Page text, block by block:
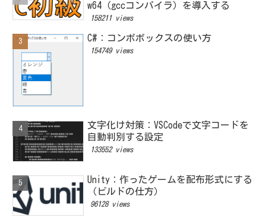
w64（gccコンパイラ）を導入する
158211 views
C#：コンボボックスの使い方
154749 views
文字化け対策：VSCodeで文字コードを
自動判別する設定
133552 views
Unity：作ったゲームを配布形式にする
（ビルドの仕方）
96128 views